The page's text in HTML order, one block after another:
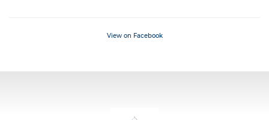
View on Facebook